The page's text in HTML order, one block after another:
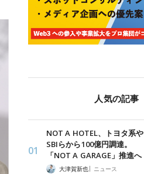
人気の記事
NOT A HOTEL、トヨタ系や
SBIらから100億円調達。
「NOT A GARAGE」推進へ
大津賀新也| ニュース